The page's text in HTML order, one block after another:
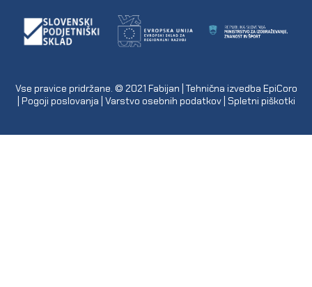
Vse pravice pridržane. © 2021 Fabijan | Tehnična izvedba EpiCoro
Pogoji poslovanja Varstvo osebnih podatkov| Spletni piškotki